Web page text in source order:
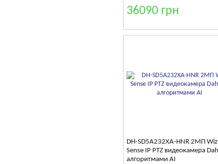
36090 грн
DH-SD5A232XA-HNR 2МП Wiz
Sense IP PTZ видеокамера
алгоритмами AI